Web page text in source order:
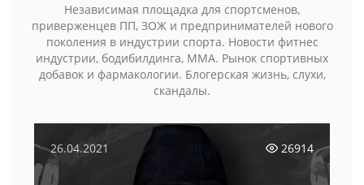
Независимая площадка для спортсменов,
приверженцев ПП, ЗОЖ и предпринимателей нового
поколения в индустрии спорта. Новости фитнес
индустрии, бодибилдинга, MMA. Рынок спортивных
добавок и фармакологии. Блогерская жизнь, слухи,
скандалы.
26.04.2021 26914